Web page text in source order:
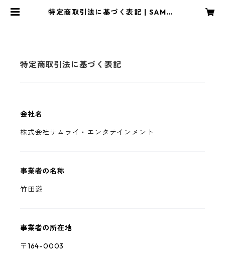
特定商取引法に基づく表記 | SAMUR
特定商取引法に基づく表記
会社名
株式会社サムライ・エンタテインメント
事業者の名称
竹田遊
事業者の所在地
〒164-0003